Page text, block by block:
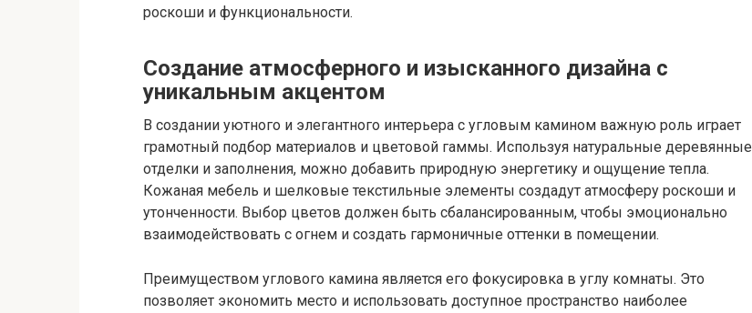
роскоши и функциональности.
Создание атмосферного и изысканного дизайна с
уникальным акцентом
В создании уютного и элегантного интерьера с угловым камином важную роль играет
грамотный подбор материалов и цветовой гаммы. Используя натуральные деревянные
отделки и заполнения, можно добавить природную энергетику и ощущение тепла.
Кожаная мебель и шелковые текстильные элементы создадут атмосферу роскоши и
утонченности. Выбор цветов должен быть сбалансированным, чтобы эмоционально
взаимодействовать с огнем и создать гармоничные оттенки в помещении.
Преимуществом углового камина является его фокусировка в углу комнаты. Это
позволяет экономить место и использовать доступное пространство наиболее